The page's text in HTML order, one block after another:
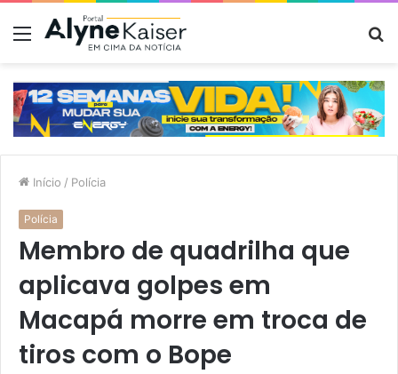
Menu
Início / Polícia
Polícia
Membro de quadrilha que
aplicava golpes em
Macapá morre em troca de
tiros com o Bope